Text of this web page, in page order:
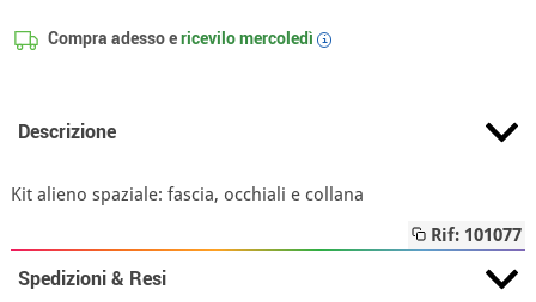
Compra adesso ericevilomercoledì i
Descrizione
Kit alieno spaziale: fascia, occhiali e collana
Rif: 101077
Spedizioni & Resi